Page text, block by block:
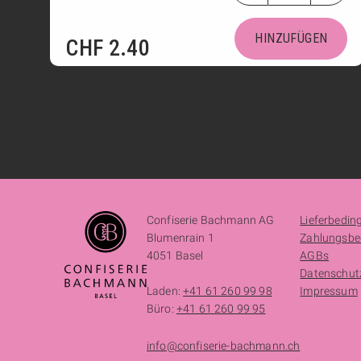
CHF 2.40 HINZUFÜGEN
Confiserie Bachmann AG
Blumenrain 1
4051 Basel
Laden:+41 61 260 99 98
Büro: +41 61 260 99 95
info@confiserie-bachmann.ch
AGBs
Impressum